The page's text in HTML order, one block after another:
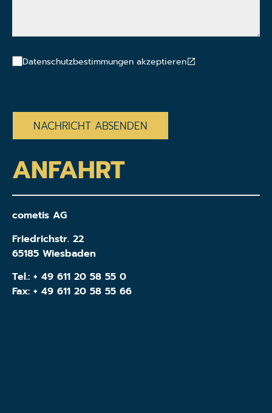
Datenschutzbestimmungen akzeptieren
ANFAHRT
cometis AG
Friedrichstr. 22
65185 Wiesbaden
Tel.: + 49 611 20 58 55 0
Fax: + 49 611 20 58 55 66